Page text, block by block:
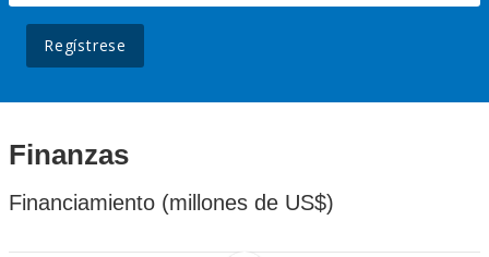
Regístrese
Finanzas
Financiamiento (millones de US$)